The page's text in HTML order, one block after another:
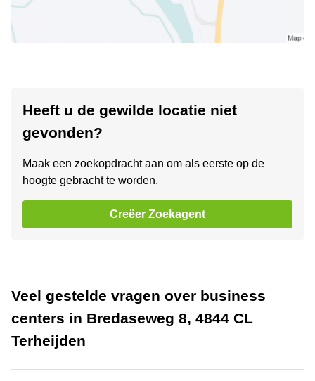
Heeft u de gewilde locatie niet
gevonden?
Maak een zoekopdracht aan om als eerste op de
hoogte gebracht te worden.
Creëer Zoekagent
Veel gestelde vragen over business
centers in Bredaseweg 8, 4844 CL
Terheijden